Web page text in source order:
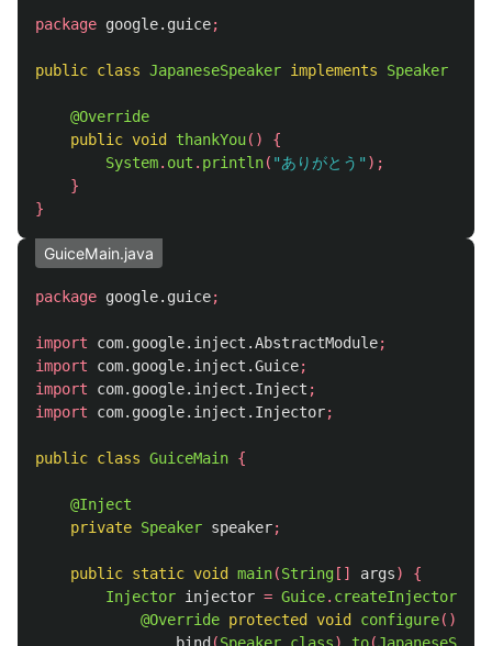
package google.guice;
public class JapaneseSpeaker implements Speaker
@Override
public void thankYou()
{
System. out . println( "ありがとう" );
}
}
GuiceMain.java
package google.guice;
import com.google.inject.AbstractModule;
import
com.google.inject.Guice;
import
com.google.inject.Inject ;
import
com.google.inject.Injector;
public class GuiceMain {
@Inject
private Speaker speaker;
public static void main(String [] args)
{
Injector injector = Guice. createInjector
@Override protected void configure()